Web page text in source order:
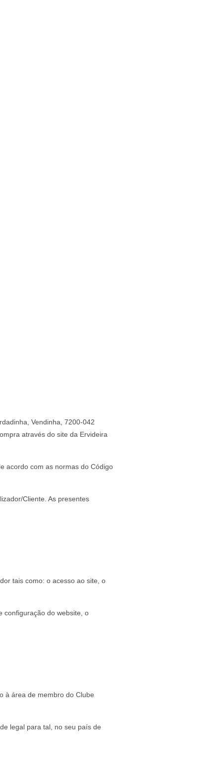
Vendinha, 7200-042
através do site da Ervideira
acordo com as normas do Código
Cliente. As presentes
tais como: o acesso ao site, o
configuração do website, o
à área de membro do Clube
legal para tal, no seu país de